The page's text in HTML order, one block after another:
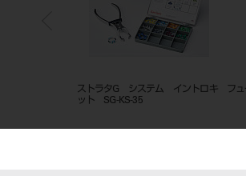
コンポジタイト３Ｄ リングフォー
セップス
フ